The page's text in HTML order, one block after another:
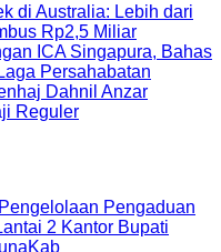
di Australia: Lebih dari
Rp2,5 Miliar
ICA Singapura, Bahas
Persahabatan
Dahnil Anzar
Reguler